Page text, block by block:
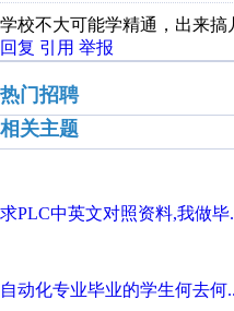
学校不大可能学精通，出来搞
回复 引用 举报
热门招聘
相关主题
求PLC中英文对照资料,我做毕
自动化专业毕业的学生何去何